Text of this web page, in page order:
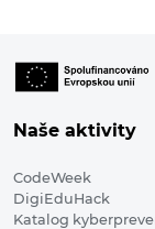
Naše aktivity
CodeWeek
DigiEduHack
Katalog